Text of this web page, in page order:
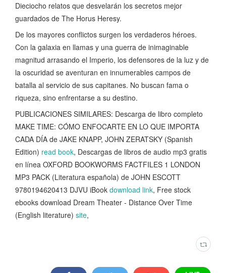
Dieciocho relatos que desvelarán los secretos mejor
guardados de The Horus Heresy.
De los mayores conflictos surgen los verdaderos héroes.
Con la galaxia en llamas y una guerra de inimaginable
magnitud arrasando el Imperio, los defensores de la luz y de
la oscuridad se aventuran en innumerables campos de
batalla al servicio de sus capitanes. No buscan fama o
riqueza, sino enfrentarse a su destino.
PUBLICACIONES SIMILARES: Descarga de libro completo
MAKE TIME: CÓMO ENFOCARTE EN LO QUE IMPORTA
CADA DÍA de JAKE KNAPP, JOHN ZERATSKY (Spanish
Edition) read book, Descargas de libros de audio mp3 gratis
en línea OXFORD BOOKWORMS FACTFILES 1 LONDON
MP3 PACK (Literatura española) de JOHN ESCOTT
9780194620413 DJVU iBook download link, Free stock
ebooks download Dream Theater - Distance Over Time
(English literature) site,